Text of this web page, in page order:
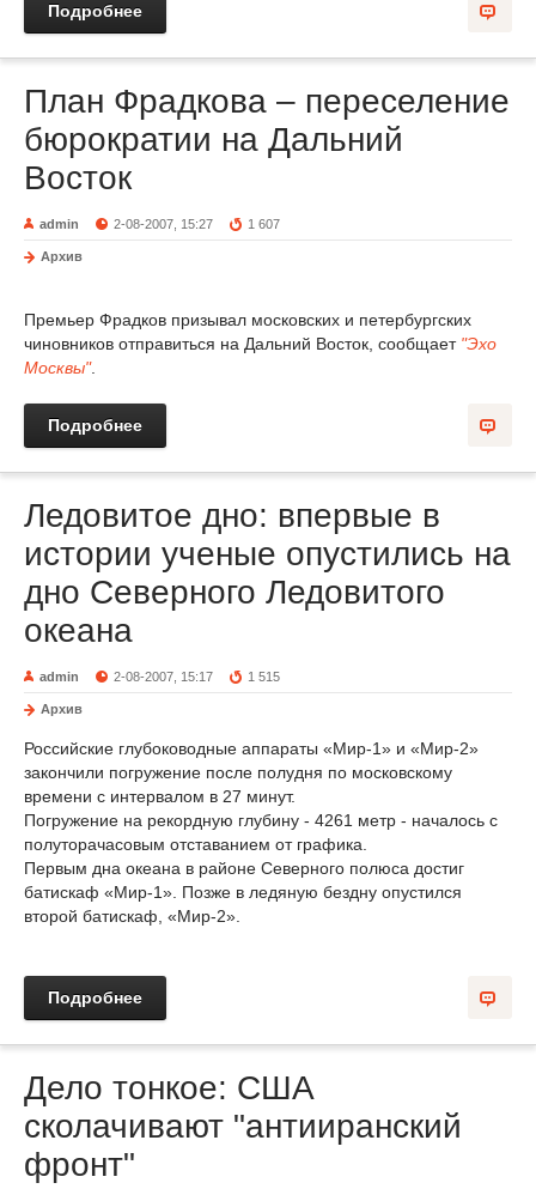
Подробнее
План Фрадкова – переселение
бюрократии на Дальний
Восток
admin 2-08-2007, 15:27 1 607
Архив
Премьер Фрадков призывал московских и петербургских
чиновников отправиться на Дальний Восток, сообщает "Эхо
Москвы".
Подробнее
Ледовитое дно: впервые в
истории ученые опустились на
дно Северного Ледовитого
океана
admin 2-08-2007, 15:17 1 515
Архив
Российские глубоководные аппараты «Мир-1» и «Мир-2»
закончили погружение после полудня по московскому
времени с интервалом в 27 минут.
Погружение на рекордную глубину - 4261 метр - началось с
полуторачасовым отставанием от графика.
Первым дна океана в районе Северного полюса достиг
батискаф «Мир-1». Позже в ледяную бездну опустился
второй батискаф, «Мир-2».
Подробнее
Дело тонкое: США
сколачивают "антииранский
фронт"